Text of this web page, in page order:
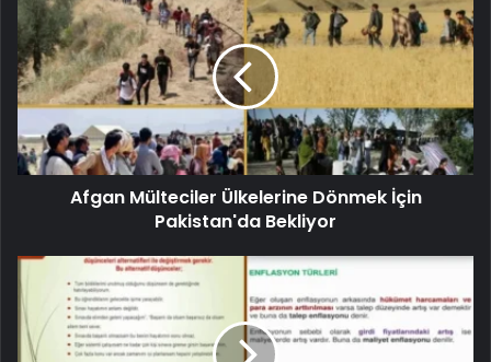
Afgan Mülteciler Ülkelerine Dönmek İçin
Pakistan'da Bekliyor